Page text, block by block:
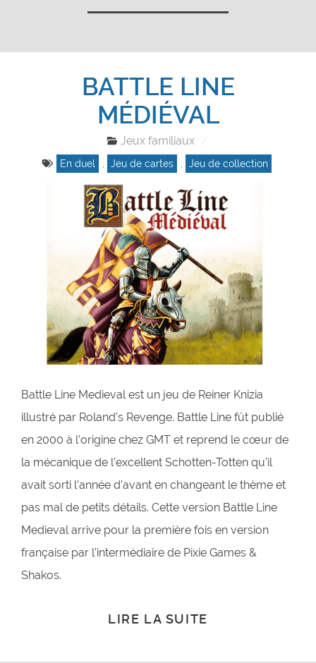
BATTLE LINE
MÉDIÉVAL
Jeux familiaux
En duel , Jeu de cartes , Jeu de collection
Battle Line Medieval est un jeu de Reiner Knizia
illustré par Roland’s Revenge. Battle Line fût publié
en 2000 à l’origine chez GMT et reprend le cœur de
la mécanique de l’excellent Schotten-Totten qu’il
avait sorti l’année d’avant en changeant le thème et
pas mal de petits détails. Cette version Battle Line
Medieval arrive pour la première fois en version
française par l’intermédiaire de Pixie Games &
Shakos.
LIRE LA SUITE